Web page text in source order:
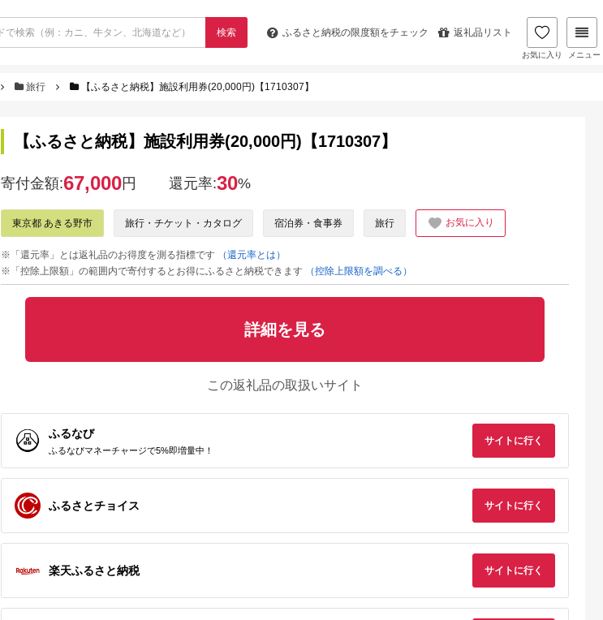
検索 ふるさと納税の限度額をチェック 返礼品リスト
お気に入り メニュー
旅行 【ふるさと納税】施設利用券(20,000円)【1710307】
【ふるさと納税】施設利用券(20,000円)【1710307】
寄付金額:67,000円 還元率:30%
東京都 あきる野市 旅行・チケット・カタログ 宿泊券・食事券 旅行 お気に入り
※「還元率」とは返礼品のお得度を測る指標です
（還元率とは）
※「控除上限額」の範囲内で寄付するとお得にふるさと納税できます
（控除上限額を調べる）
詳細を見る
この返礼品の取扱いサイト
ふるなび
ふるなびマネーチャージで5%即増量中！
サイトに行く
ふるさとチョイス サイトに行く
楽天ふるさと納税 サイトに行く